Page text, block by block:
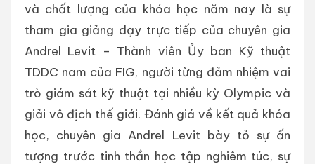
và chất lượng của khóa học năm nay là sự
tham gia giảng dạy trực tiếp của chuyên gia
Andrel Levit – Thành viên Ủy ban Kỹ thuật
TDDC nam của FIG, người từng đảm nhiệm vai
trò giám sát kỹ thuật tại nhiều kỳ Olympic và
giải vô địch thế giới. Đánh giá về kết quả khóa
học, chuyên gia Andrel Levit bày tỏ sự ấn
tượng trước tinh thần học tập nghiêm túc, sự